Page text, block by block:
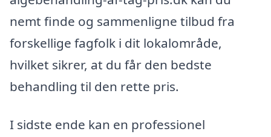
nemt finde og sammenligne tilbud fra
forskellige fagfolk i dit lokalområde,
hvilket sikrer, at du får den bedste
behandling til den rette pris.
I sidste ende kan en professionel